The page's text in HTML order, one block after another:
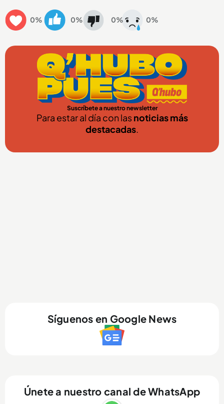
0% 0% 0% 0%
Suscríbete a nuestro newsletter
Para estar al día con lasnoticias más
destacadas.
Síguenos en Google News
Únete a nuestro canal de WhatsApp